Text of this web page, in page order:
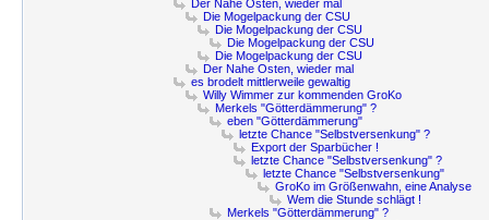
Der Nahe Osten, wieder mal
Die Mogelpackung der CSU
Die Mogelpackung der CSU
Die Mogelpackung der CSU
Die Mogelpackung der CSU
Der Nahe Osten, wieder mal
es brodelt mittlerweile gewaltig
Willy Wimmer zur kommenden GroKo
Merkels "Götterdämmerung" ?
eben "Götterdämmerung"
letzte Chance "Selbstversenkung" ?
Export der Sparbücher !
letzte Chance "Selbstversenkung" ?
letzte Chance "Selbstversenkung"
GroKo im Größenwahn, eine Analyse
Wem die Stunde schlägt !
Merkels "Götterdämmerung" ?